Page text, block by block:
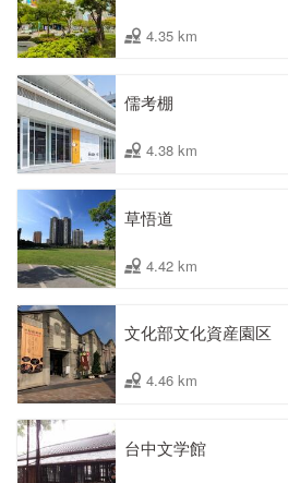
4.35 km
儒考棚
4.38 km
草悟道
4.42 km
文化部文化資産園区
4.46 km
台中文学館